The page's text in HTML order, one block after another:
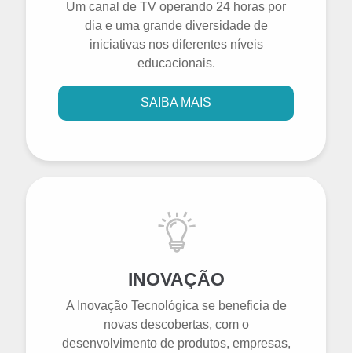
Um canal de TV operando 24 horas por
dia e uma grande diversidade de
iniciativas nos diferentes níveis
educacionais.
SAIBA MAIS
INOVAÇÃO
A Inovação Tecnológica se beneficia de
novas descobertas, com o
desenvolvimento de produtos, empresas,